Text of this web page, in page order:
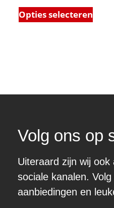
Opties selecteren
Volg ons op
Uiteraard zijn wij ook
sociale kanalen.
aanbiedingen en